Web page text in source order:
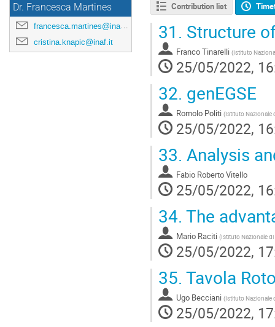
Dr. Francesca Martines
francesca.martines@inaf.it
cristina.knapic@inaf.it
Contribution list
31. Structure
Franco Tinarelli (Istituto
25/05/2022,
32. genEGSE
Romolo Politi (Istituto Nazionale
25/05/2022,
33. Analysis
Fabio Roberto Vitello
25/05/2022,
34. The
Mario Raciti (Istituto Nazionale
25/05/2022,
35. Tavola
Ugo Becciani (Istituto Nazionale
25/05/2022,